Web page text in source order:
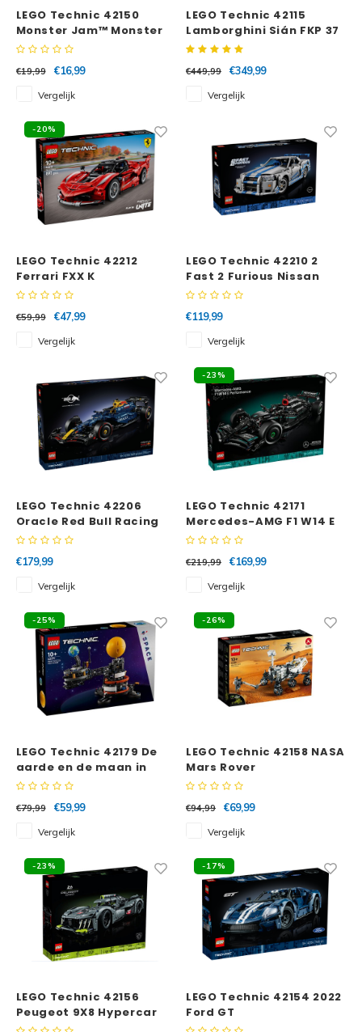
LEGO Technic 42150
Monster Jam™ Monster
Mutt™ Dalmatian
€19,99
€16,99
Vergelijk
LEGO Technic 42115
Lamborghini Sián FKP 37
€449,99
€349,99
Vergelijk
-20%
LEGO Technic 42212
Ferrari FXX K
€59,99
€47,99
Vergelijk
LEGO Technic 42210 2
Fast 2 Furious Nissan
Skyline GT-R (R34) auto
€119,99
Vergelijk
LEGO Technic 42206
Oracle Red Bull Racing
RB20 F1 auto
€179,99
Vergelijk
-23%
LEGO Technic 42171
Mercedes-AMG F1 W14 E
Performance
€219,99
€169,99
Vergelijk
-25%
LEGO Technic 42179 De
aarde en de maan in
beweging
€79,99
€59,99
Vergelijk
-26%
LEGO Technic 42158 NASA
Mars Rover
Perseverance
€94,99
€69,99
Vergelijk
-23%
LEGO Technic 42156
Peugeot 9X8 Hypercar
-17%
LEGO Technic 42154 2022
Ford GT